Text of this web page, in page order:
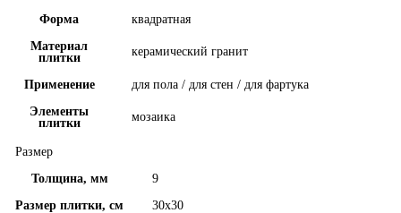
Форма
квадратная
Материал
плитки
керамический гранит
Применение
для пола / для стен / для фартука
Элементы
плитки
мозаика
Размер
Толщина, мм
9
Размер плитки, см
30x30